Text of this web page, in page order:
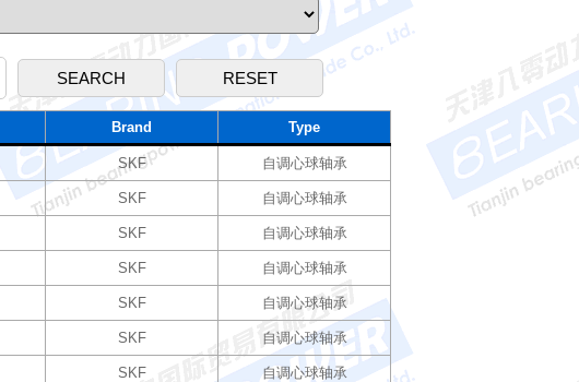
Brand Type
SKF 自调心球轴承
SKF 自调心球轴承
SKF 自调心球轴承
SKF 自调心球轴承
SKF 自调心球轴承
SKF 自调心球轴承
SKF 自调心球轴承